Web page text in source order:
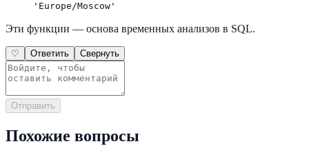
'Europe/Moscow'
Эти функции — основа временных анализов в SQL.
♡ Ответить Свернуть
Отправить
Похожие вопросы